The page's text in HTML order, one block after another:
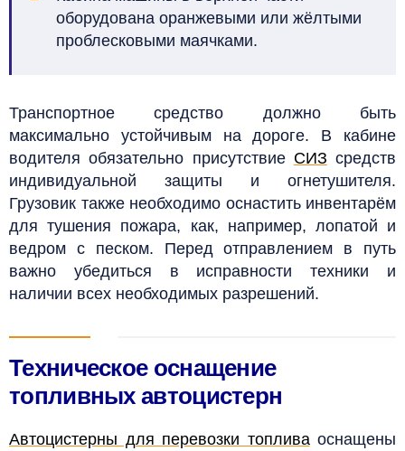
оборудована оранжевыми или жёлтыми
проблесковыми маячками.
Транспортное средство должно быть
максимально устойчивым на дороге. В кабине
водителя обязательно присутствие СИЗ средств
индивидуальной защиты и огнетушителя.
Грузовик также необходимо оснастить инвентарём
для тушения пожара, как, например, лопатой и
ведром с песком. Перед отправлением в путь
важно убедиться в исправности техники и
наличии всех необходимых разрешений.
Техническое оснащение
топливных автоцистерн
Автоцистерны для перевозки топливаоснащены